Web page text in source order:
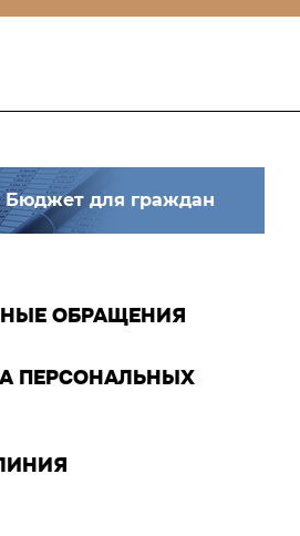
Бюджет для граждан
ОБРАЩЕНИЯ
ПЕРСОНАЛЬНЫХ